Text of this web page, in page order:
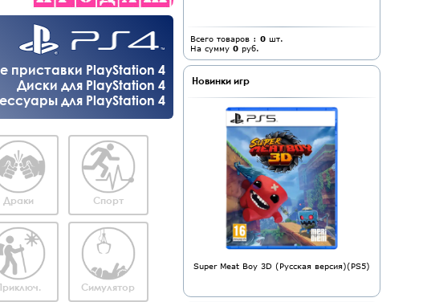
приставки PlayStation 4
Диски для PlayStation 4
для PlayStation 4
Драки Спорт
Симулятор
Всего товаров : 0 шт.
На сумму 0 руб.
Новинки игр
Super Meat Boy 3D (Русская версия)(PS5)